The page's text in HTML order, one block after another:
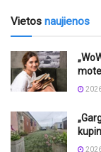
Vietos naujienos